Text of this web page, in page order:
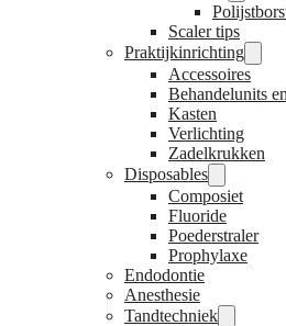
Scaler tips
Praktijkinrichting
Accessoires
Behandelunits
Kasten
Verlichting
Zadelkrukken
Disposables
Composiet
Fluoride
Poederstraler
Prophylaxe
Endodontie
Anesthesie
Tandtechniek